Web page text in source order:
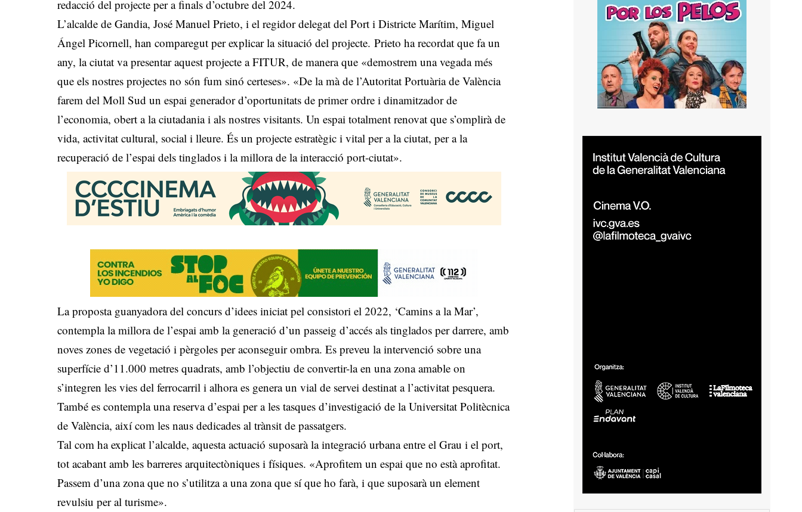
redacció del projecte per a finals d’octubre del 2024.
L’alcalde de Gandia, José Manuel Prieto, i el regidor delegat del Port i Districte Marítim, Miguel
Ángel Picornell, han comparegut per explicar la situació del projecte. Prieto ha recordat que fa un
any, la ciutat va presentar aquest projecte a FITUR, de manera que «demostrem una vegada més
que els nostres projectes no són fum sinó certeses». «De la mà de l’Autoritat Portuària de València
farem del Moll Sud un espai generador d’oportunitats de primer ordre i dinamitzador de
l’economia, obert a la ciutadania i als nostres visitants. Un espai totalment renovat que s’omplirà de
vida, activitat cultural, social i lleure. És un projecte estratègic i vital per a la ciutat, per a la
recuperació de l’espai dels tinglados i la millora de la interacció port-ciutat».
La proposta guanyadora del concurs d’idees iniciat pel consistori el 2022, ‘Camins a la Mar’,
contempla la millora de l’espai amb la generació d’un passeig d’accés als tinglados per darrere, amb
noves zones de vegetació i pèrgoles per aconseguir ombra. Es preveu la intervenció sobre una
superfície d’11.000 metres quadrats, amb l’objectiu de convertir-la en una zona amable on
s’integren les vies del ferrocarril i alhora es genera un vial de servei destinat a l’activitat pesquera.
També es contempla una reserva d’espai per a les tasques d’investigació de la Universitat Politècnica
de València, així com les naus dedicades al trànsit de passatgers.
Tal com ha explicat l’alcalde, aquesta actuació suposarà la integració urbana entre el Grau i el port,
tot acabant amb les barreres arquitectòniques i físiques. «Aprofitem un espai que no està aprofitat.
Passem d’una zona que no s’utilitza a una zona que sí que ho farà, i que suposarà un element
revulsiu per al turisme».